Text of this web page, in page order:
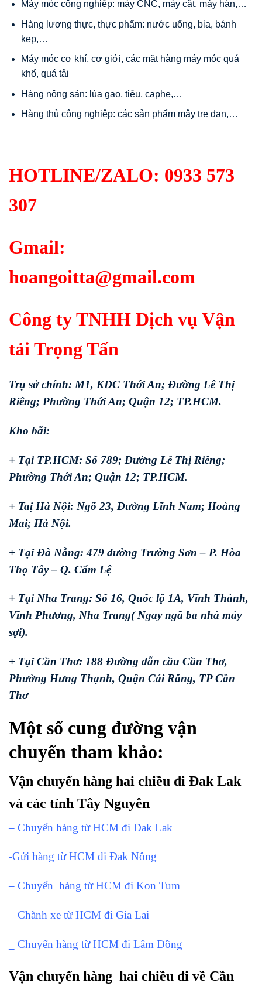
Máy móc công nghiệp: máy CNC, máy cắt, máy hàn,…
Hàng lương thực, thực phẩm: nước uống, bia, bánh
kẹp,…
Máy móc cơ khí, cơ giới, các mặt hàng máy móc quá
khổ, quá tải
Hàng nông sản: lúa gạo, tiêu, caphe,…
Hàng thủ công nghiệp: các sản phẩm mây tre đan,…
HOTLINE/ZALO: 0933 573
307
Gmail:
hoangoitta@gmail.com
Công ty TNHH Dịch vụ Vận
tải Trọng Tấn
Trụ sở chính: M1, KDC Thới An; Đường Lê Thị
Riêng; Phường Thới An; Quận 12; TP.HCM.
Kho bãi:
+ Tại TP.HCM: Số 789; Đường Lê Thị Riêng;
Phường Thới An; Quận 12; TP.HCM.
+ Taị Hà Nội: Ngõ 23, Đường Lĩnh Nam; Hoàng
Mai; Hà Nội.
+ Tại Đà Nẵng: 479 đường Trường Sơn – P. Hòa
Thọ Tây – Q. Cẩm Lệ
+ Tại Nha Trang: Số 16, Quốc lộ 1A, Vĩnh Thành,
Vĩnh Phương, Nha Trang( Ngay ngã ba nhà máy
sợi).
+ Tại Cần Thơ: 188 Đường dẫn cầu Cần Thơ,
Phường Hưng Thạnh, Quận Cái Răng, TP Cần
Thơ
Một số cung đường vận
chuyển tham khảo:
Vận chuyển hàng hai chiều đi Đak Lak
và các tỉnh Tây Nguyên
– Chuyển hàng từ HCM đi Dak Lak
-Gửi hàng từ HCM đi Đak Nông
– Chuyển hàng từ HCM đi Kon Tum
– Chành xe từ HCM đi Gia Lai
_ Chuyển hàng từ HCM đi Lâm Đồng
Vận chuyển hàng hai chiều đi về Cần